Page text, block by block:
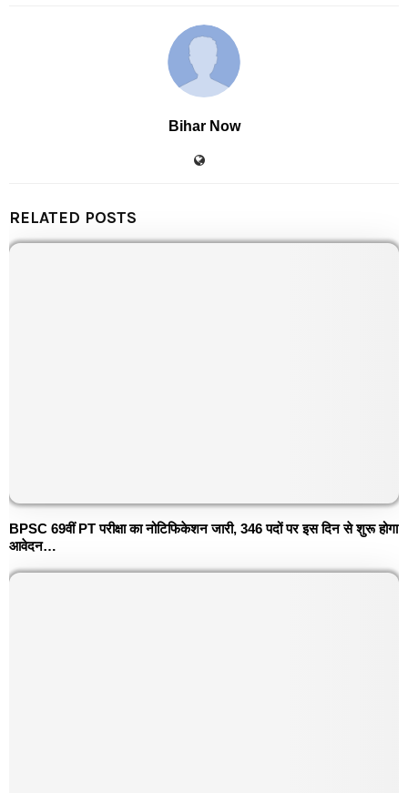
Bihar Now
RELATED POSTS
BPSC 69वीं PT परीक्षा का नोटिफिकेशन जारी, 346 पदों पर इस दिन से शुरू होगा
आवेदन…